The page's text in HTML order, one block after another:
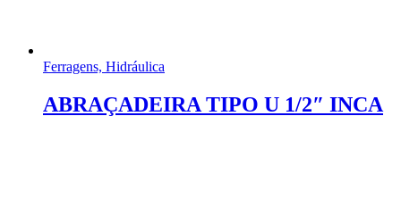
Ferragens, Hidráulica
ABRAÇADEIRA TIPO U 1/2″ INCA